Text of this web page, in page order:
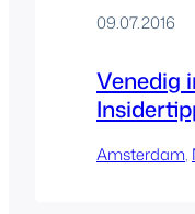
09.07.2016
Venedig
Amsterdam,